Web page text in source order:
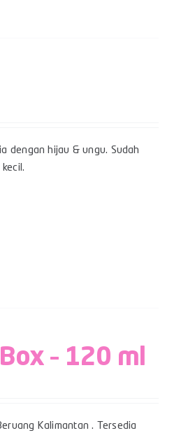
dengan hijau & ungu. Sudah
– 120 ml
Kalimantan . Tersedia